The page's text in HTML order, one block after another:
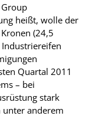
heißt, wolle der
(24,5
Quartal 2011
– bei
stark
anderem